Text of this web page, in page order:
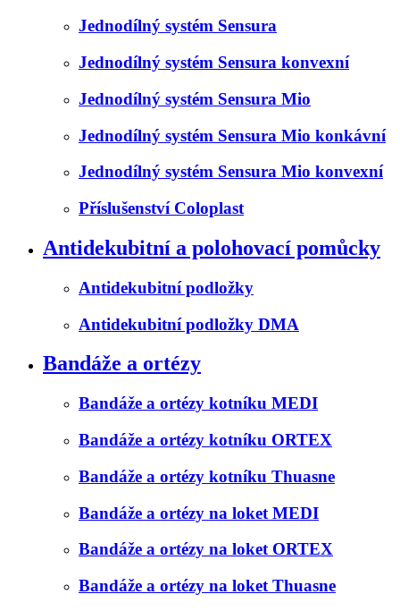
Jednodílný systém Sensura
Jednodílný systém Sensura konvexní
Jednodílný systém Sensura Mio
Jednodílný systém Sensura Mio konkávní
Jednodílný systém Sensura Mio konvexní
Příslušenství Coloplast
Antidekubitní a polohovací pomůcky
Antidekubitní podložky
Antidekubitní podložky DMA
Bandáže a ortézy
Bandáže a ortézy kotníku MEDI
Bandáže a ortézy kotníku ORTEX
Bandáže a ortézy kotníku Thuasne
Bandáže a ortézy na loket MEDI
Bandáže a ortézy na loket ORTEX
Bandáže a ortézy na loket Thuasne